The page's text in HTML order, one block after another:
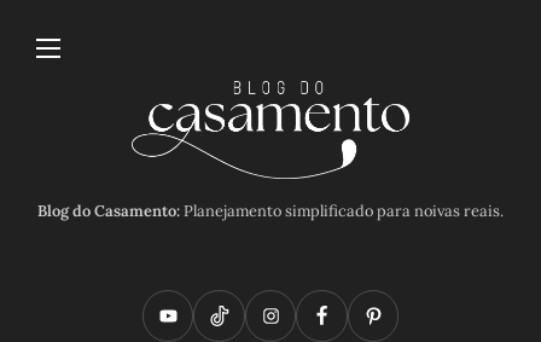
Blog do Casamento:Planejamento simplificado para noivas reais.
Y
T
I
F
P